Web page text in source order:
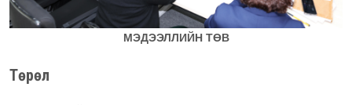
МЭДЭЭЛЛИЙН ТӨВ
Төрөл